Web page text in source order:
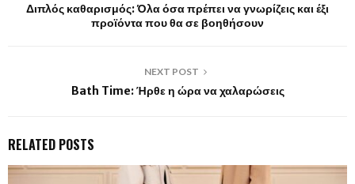
Διπλός καθαρισμός: Όλα όσα πρέπει να γνωρίζεις και έξι
προϊόντα που θα σε βοηθήσουν
NEXT POST
Bath Time: Ήρθε η ώρα να χαλαρώσεις
RELATED POSTS